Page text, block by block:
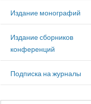
Издание монографий
Издание сборников
конференций
Подписка на журналы